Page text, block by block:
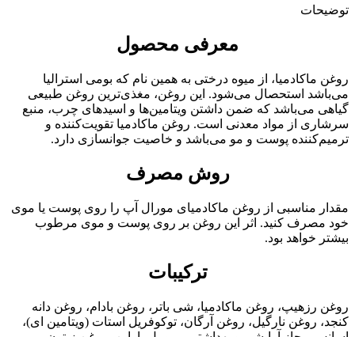
توضیحات
معرفی محصول
روغن ماکادمیا، از میوه درختی به همین نام که بومی استرالیا
می‌باشد استحصال می‌شود. این روغن، مغذی‌ترین روغن طبیعی
گیاهی می‌باشد که ضمن داشتن ویتامین‌ها و اسیدهای چرب، منبع
سرشاری از مواد معدنی است. روغن ماکادمیا تقویت‌کننده و
ترمیم‌کننده پوست و مو می‌باشد و خاصیت جوانسازی دارد.
روش مصرف
مقدار مناسبی از روغن ماکادمیای مورال آپ را روی پوست یا موی
خود مصرف کنید. اثر این روغن بر روی پوست و موی مرطوب
بیشتر خواهد بود.
ترکیبات
روغن رزهیپ، روغن ماکادمیا، شی باتر، روغن بادام، روغن دانه
کنجد، روغن نارگیل، روغن آرگان، توکوفریل استات (ویتامین ای)،